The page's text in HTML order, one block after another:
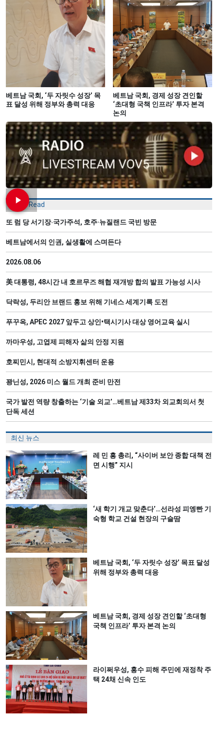
베트남 국회, ‘두 자릿수 성장’ 목
표 달성 위해 정부와 총력 대응
베트남 국회, 경제 성장 견인할
‘초대형 국책 인프라’ 투자 본격
논의
Most Read
또 럼 당 서기장‧국가주석, 호주·뉴질랜드 국빈 방문
베트남에서의 인권, 실생활에 스며든다
2026.08.06
美 대통령, 48시간 내 호르무즈 해협 재개방 합의 발표 가능성 시사
닥락성, 두리안 브랜드 홍보 위해 기네스 세계기록 도전
푸꾸옥, APEC 2027 앞두고 상인•택시기사 대상 영어교육 실시
까마우성, 고엽제 피해자 삶의 안정 지원
호찌민시, 현대적 소방지휘센터 운용
꽝닌성, 2026 미스 월드 개최 준비 만전
국가 발전 역량 창출하는 ‘기술 외교’…베트남 제33차 외교회의서 첫
단독 세션
최신 뉴스
레 민 흥 총리, “사이버 보안 종합 대책 전
면 시행” 지시
‘새 학기 개교 맞춘다’…선라성 피엥빤 기
숙형 학교 건설 현장의 구슬땀
베트남 국회, ‘두 자릿수 성장’ 목표 달성
위해 정부와 총력 대응
베트남 국회, 경제 성장 견인할 ‘초대형
국책 인프라’ 투자 본격 논의
라이쩌우성, 홍수 피해 주민에 재정착 주
택 24채 신속 인도